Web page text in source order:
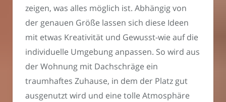
zeigen, was alles möglich ist. Abhängig von
der genauen Größe lassen sich diese Ideen
mit etwas Kreativität und Gewusst-wie auf die
individuelle Umgebung anpassen. So wird aus
der Wohnung mit Dachschräge ein
traumhaftes Zuhause, in dem der Platz gut
ausgenutzt wird und eine tolle Atmosphäre